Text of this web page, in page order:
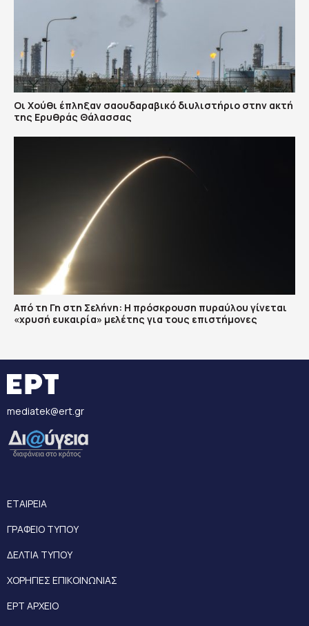
Οι Χούθι έπληξαν σαουδαραβικό διυλιστήριο στην ακτή
της Ερυθράς Θάλασσας
Από τη Γη στη Σελήνη: Η πρόσκρουση πυραύλου γίνεται
«χρυσή ευκαιρία» μελέτης για τους επιστήμονες
mediatek@ert.gr
ΕΤΑΙΡΕΙΑ
ΓΡΑΦΕΙΟ ΤΥΠΟΥ
ΔΕΛΤΙΑ ΤΥΠΟΥ
ΧΟΡΗΓΙΕΣ ΕΠΙΚΟΙΝΩΝΙΑΣ
ΕΡΤ ΑΡΧΕΙΟ